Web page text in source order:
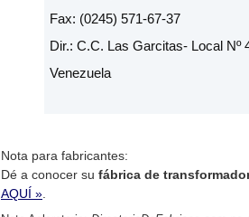
Fax: (0245) 571-67-37
Dir.: C.C. Las Garcitas- Local
Venezuela
Nota para fabricantes:
Dé a conocer su fábrica de
AQUÍ »